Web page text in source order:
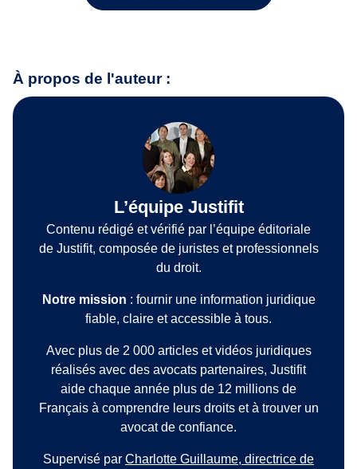
À propos de l'auteur :
L’équipe Justifit
Contenu rédigé et vérifié par l’équipe éditoriale
de Justifit, composée de juristes et professionnels
du droit.
Notre mission : fournir une information juridique
fiable, claire et accessible à tous.
Avec plus de 2 000 articles et vidéos juridiques
réalisés avec des avocats partenaires, Justifit
aide chaque année plus de 12 millions de
Français à comprendre leurs droits et à trouver un
avocat de confiance.
Supervisé par Charlotte Guillaume, directrice de